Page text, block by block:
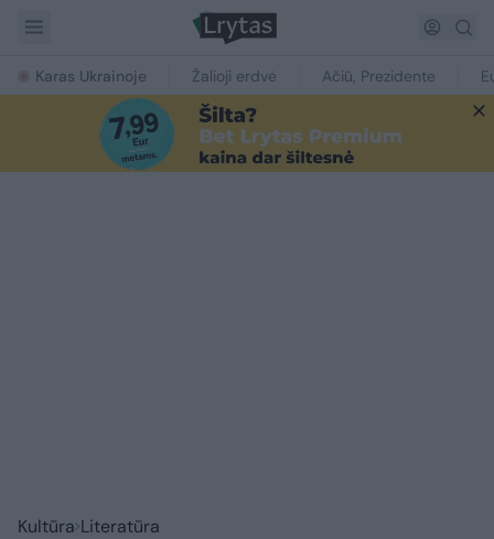
Karas Ukrainoje Žalioji erdvė Ačiū, Prezidente
Kultūra Literatūra